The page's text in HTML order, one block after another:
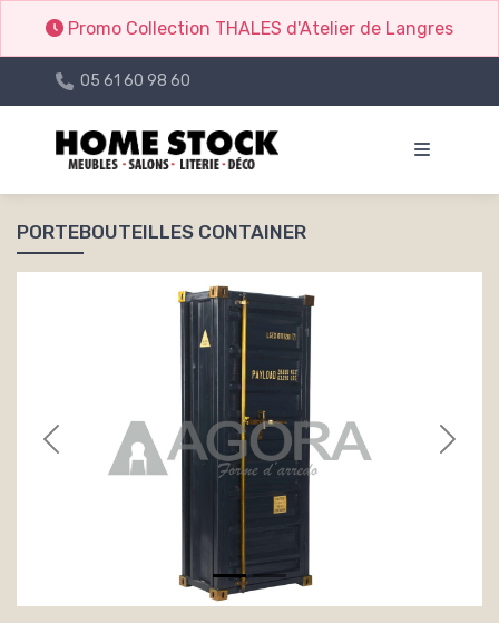
Promo Collection THALES d'Atelier de Langres
05 61 60 98 60
PORTEBOUTEILLES CONTAINER